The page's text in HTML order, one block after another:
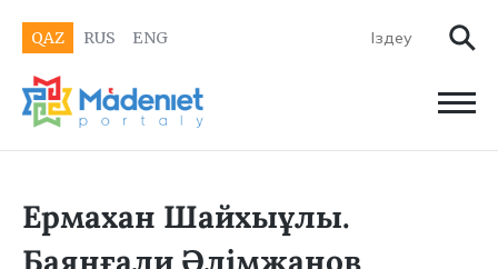
QAZ RUS ENG
Ермахан Шайхыұлы.